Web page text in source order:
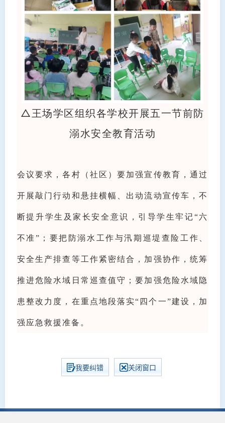
△王场学区组织各学校开展五一节前防
溺水安全教育活动
会议要求，各村（社区）要加强宣传教育，通过
开展敲门行动和悬挂横幅、出动流动宣传车，不
断提升学生及家长安全意识，引导学生牢记“六
不准”；要把防溺水工作与汛期巡堤查险工作、
安全生产排查等工作紧密结合，加强协作，统筹
推进危险水域日常巡查值守；要加强危险水域隐
患整改力度，在重点地段落实“四个一”建设，加
强应急救援准备。
我要纠错 关闭窗口